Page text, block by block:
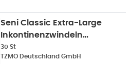
Seni Classic Extra-Large
Inkontinenzwindeln
Unisex, 130 - 170 cm, 2500
ml 30 St
30 St
TZMO Deutschland GmbH